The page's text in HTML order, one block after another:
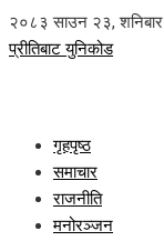
२०८३ साउन २३, शनिबार
प्रीतिबाट युनिकोड
गृहपृष्ठ
समाचार
राजनीति
मनोरञ्जन